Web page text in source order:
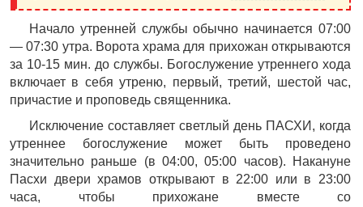
Начало утренней службы обычно начинается 07:00
— 07:30 утра. Ворота храма для прихожан открываются
за 10-15 мин. до службы. Богослужение утреннего хода
включает в себя утреню, первый, третий, шестой час,
причастие и проповедь священника.
Исключение составляет светлый день ПАСХИ, когда
утреннее богослужение может быть проведено
значительно раньше (в 04:00, 05:00 часов). Накануне
Пасхи двери храмов открывают в 22:00 или в 23:00
часа, чтобы прихожане вместе со